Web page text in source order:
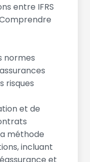
entre IFRS
normes
risques
et de
méthode
incluant
et